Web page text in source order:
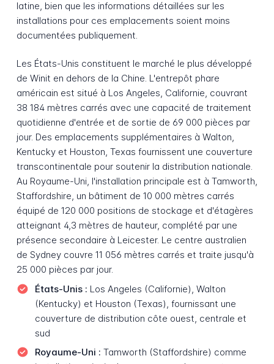
latine, bien que les informations détaillées sur les
installations pour ces emplacements soient moins
documentées publiquement.
Les États-Unis constituent le marché le plus développé
de Winit en dehors de la Chine. L'entrepôt phare
américain est situé à Los Angeles, Californie, couvrant
38 184 mètres carrés avec une capacité de traitement
quotidienne d'entrée et de sortie de 69 000 pièces par
jour. Des emplacements supplémentaires à Walton,
Kentucky et Houston, Texas fournissent une couverture
transcontinentale pour soutenir la distribution nationale.
Au Royaume-Uni, l'installation principale est à Tamworth,
Staffordshire, un bâtiment de 10 000 mètres carrés
équipé de 120 000 positions de stockage et d'étagères
atteignant 4,3 mètres de hauteur, complété par une
présence secondaire à Leicester. Le centre australien
de Sydney couvre 11 056 mètres carrés et traite jusqu'à
25 000 pièces par jour.
États-Unis : Los Angeles (Californie), Walton
(Kentucky) et Houston (Texas), fournissant une
couverture de distribution côte ouest, centrale et
sud
Royaume-Uni : Tamworth (Staffordshire) comme